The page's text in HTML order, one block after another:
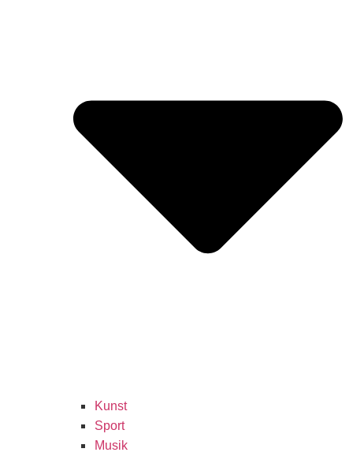
Kunst
Sport
Musik